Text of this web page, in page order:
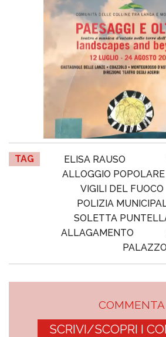
TAG ELISA RAUSO
ALLOGGIO POPOLARE
VIGILI DEL FUOCO
POLIZIA
SOLETTA
ALLAGAMENTO
PALAZZO
COMMENTA
SCRIVI/SCOPRI I